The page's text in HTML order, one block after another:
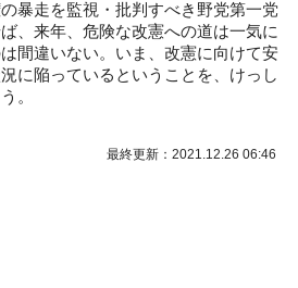
暴走を監視・批判すべき野党第一党
、来年、危険な改憲への道は一気に
間違いない。いま、改憲に向けて安
に陥っているということを、けっし
。
最終更新：2021.12.26 06:46